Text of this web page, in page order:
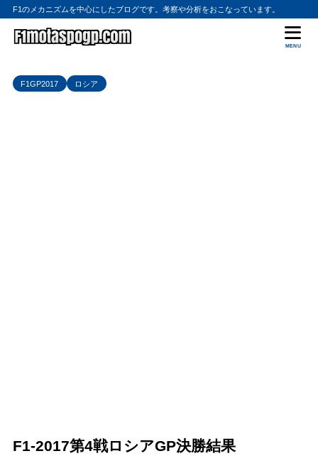
F1のメカニズムを中心にしたブログです。考察や分析をおこなっています。
MENU
F1GP2017 ロシア
F1-2017第4戦ロシアGP決勝結果